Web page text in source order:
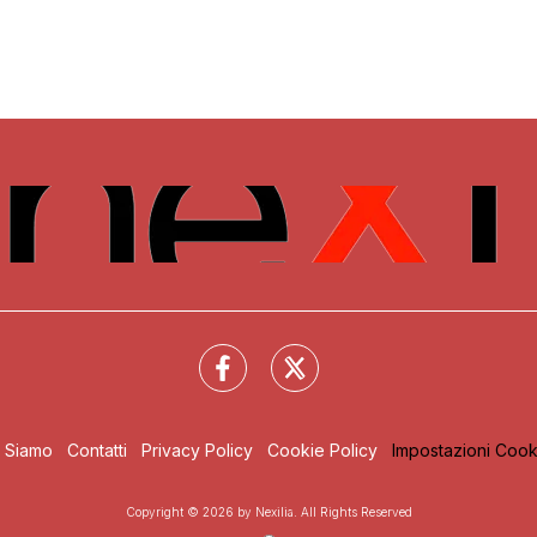
Siamo Contatti Privacy Policy Cookie Policy Impostazioni
Copyright © 2026 by Nexilia. All Rights Reserved